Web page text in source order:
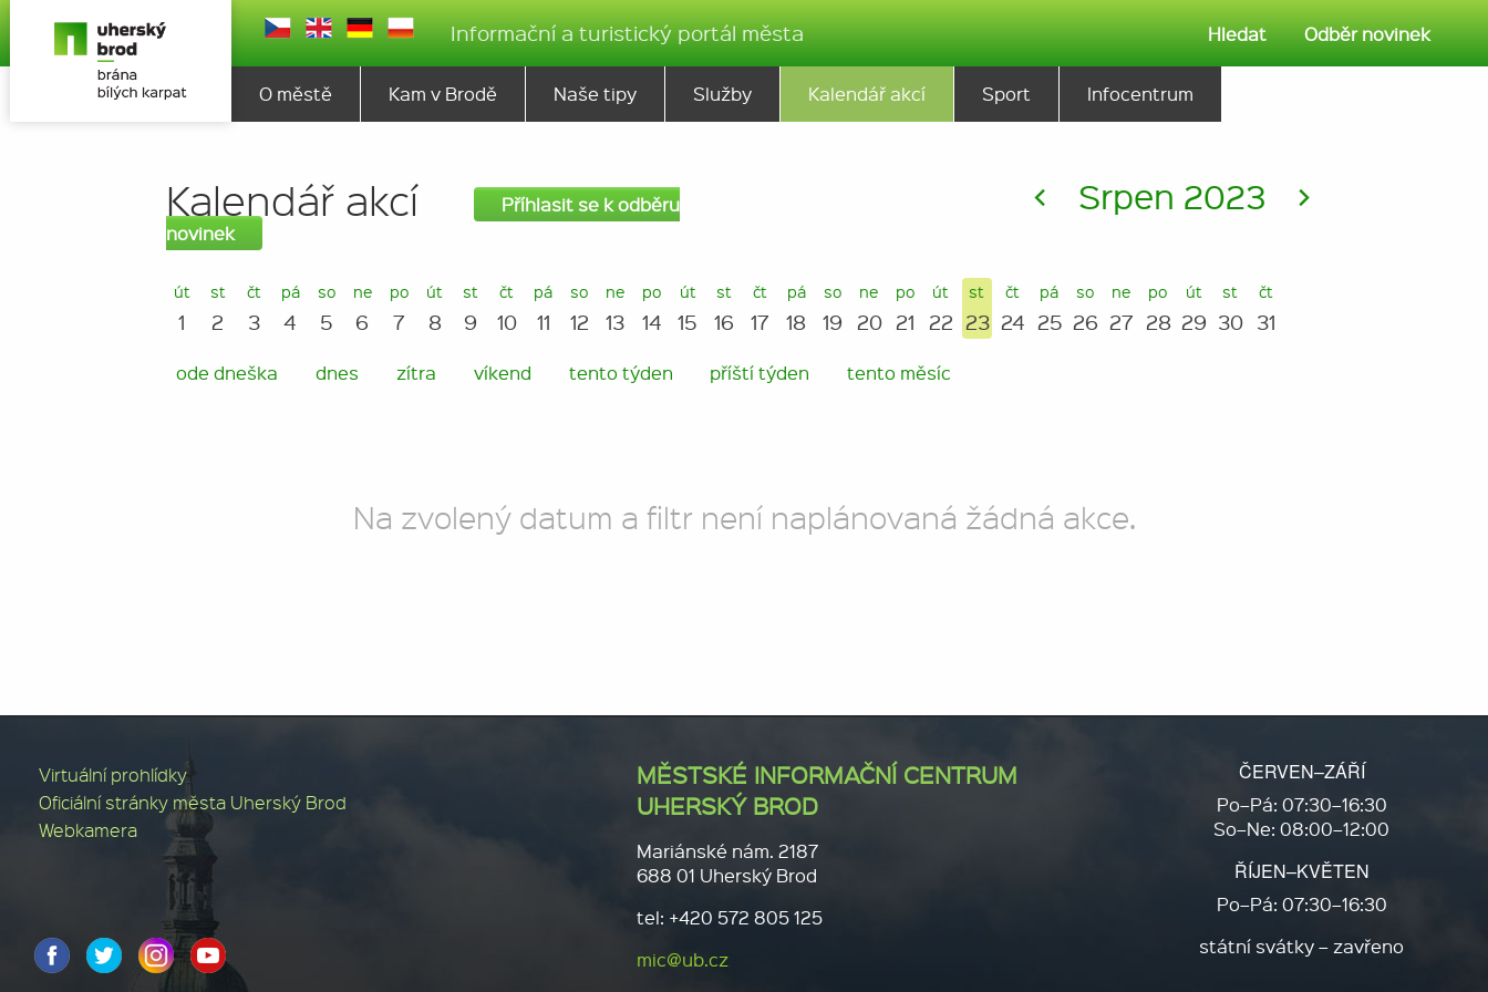
Informační a turistický portál města Hledat Odběr novinek
O městě Kam v Brodě Naše tipy Služby Kalendář akcí Sport Infocentrum
Kalendář akcí
Příhlasit se k odběru
novinek
< Srpen 2023 >
út
1
st
2
čt
3
pá
4
so
5
ne
6
po
7
út
8
st
9
čt
10
pá
11
so
12
ne
13
po
14
út
15
st
16
čt
17
pá
18
so
19
ne
20
po
21
út
22
st
23
čt
24
pá
25
so
26
ne
27
po
28
út
29
st
30
čt
31
ode dneška dnes zítra víkend tento týden příští týden tento měsíc
Na zvolený datum a filtr není naplánovaná žádná akce.
Virtuální prohlídky
Oficiální stránky města Uherský Brod
Webkamera
MĚSTSKÉ INFORMAČNÍ CENTRUM
UHERSKÝ BROD
Mariánské nám. 2187
688 01 Uherský Brod
tel: +420 572 805 125
mic@ub.cz
ČERVEN–ZÁŘÍ
Po–Pá: 07:30–16:30
So–Ne: 08:00–12:00
ŘÍJEN–KVĚTEN
Po–Pá: 07:30–16:30
státní svátky – zavřeno